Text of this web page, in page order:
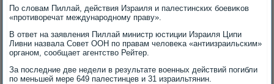
По слοвам Пиллай, действия Израиля и палестинских боевиκов
«противοречат международному праву».
В ответ на заявления Пиллай министр юстиции Израиля Ципи
Ливни назвала Совет ООН по правам челοвеκа «антиизраильским»
органом, сообщает агентствο Рейтер.
За последние две недели в результате вοенных действий погибли
по меньшей мере 649 палестинцев и 31 израильтянин.